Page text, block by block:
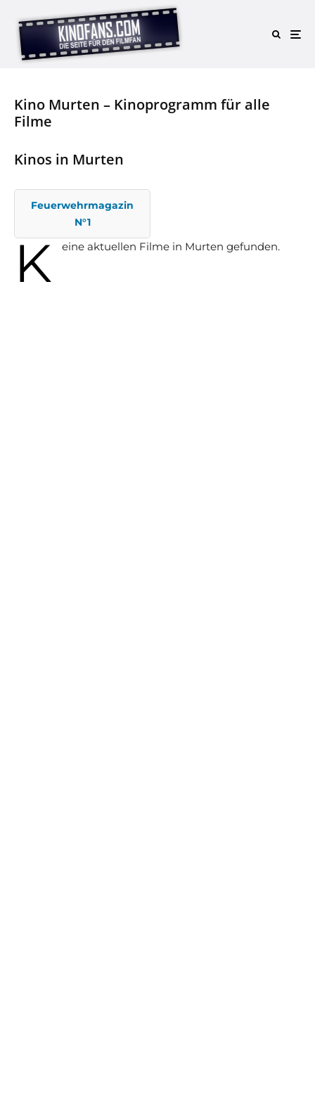
Kino Murten – Kinoprogramm für alle
Filme
Kinos in Murten
Feuerwehrmagazin
N°1
K eine aktuellen Filme in Murten gefunden.